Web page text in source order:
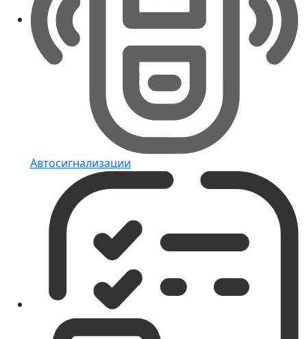
Автосигнализации